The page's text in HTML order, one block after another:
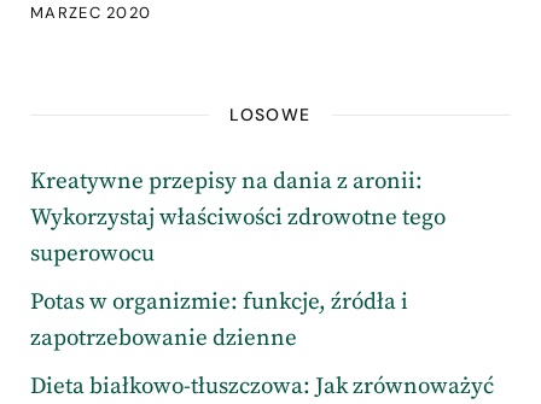
MARZEC 2020
LOSOWE
Kreatywne przepisy na dania z aronii:
Wykorzystaj właściwości zdrowotne tego
superowocu
Potas w organizmie: funkcje, źródła i
zapotrzebowanie dzienne
Dieta białkowo-tłuszczowa: Jak zrównoważyć